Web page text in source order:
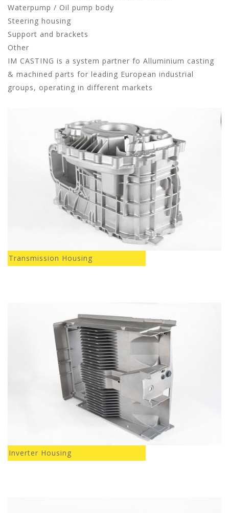
Waterpump / Oil pump body
Steering housing
Support and brackets
Other
IM CASTING is a system partner fo Alluminium casting
& machined parts for leading European industrial
groups, operating in different markets
Transmission Housing
Inverter Housing